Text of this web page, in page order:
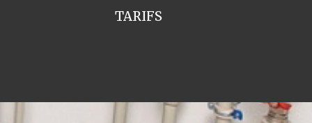
TARIFS